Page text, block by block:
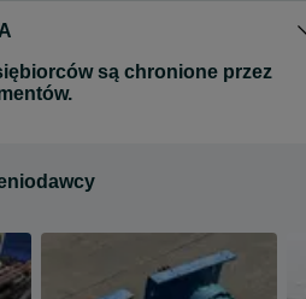
są chronione przez